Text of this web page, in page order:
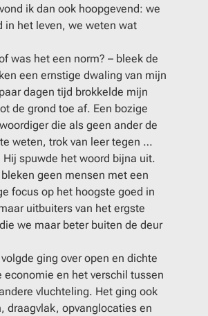
ik dan ook hoopgevend: we
in het leven, we weten wat
was het een norm? – bleek de
een ernstige dwaling van mijn
dagen tijd brokkelde mijn
de grond toe af. Een bozige
die als geen ander de
weten, trok van leer tegen …
spuwde het woord bijna uit.
geen mensen met een
focus op het hoogste goed in
uitbuiters van het ergste
we maar beter buiten de deur
ging over open en dichte
economie en het verschil tussen
vluchteling. Het ging ook
draagvlak, opvanglocaties en